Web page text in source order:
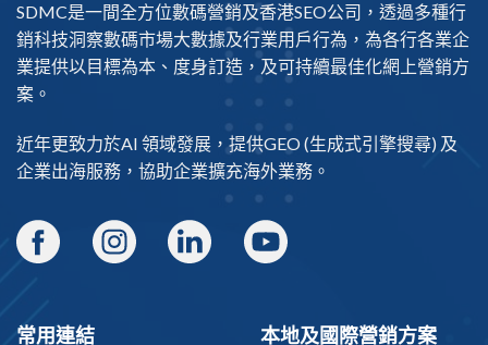
SDMC是一間全方位數碼營銷及香港SEO公司 ，透過多種行
銷科技洞察數碼市場大數據及行業用戶行為，為各行各業企
業提供以目標為本、度身訂造，及可持續最佳化網上營銷方
案。
近年更致力於AI 領域發展，提供GEO(生成式引擎搜尋) 及
企業出海服務，協助企業擴充海外業務。
常用連結 本地及國際營銷方案